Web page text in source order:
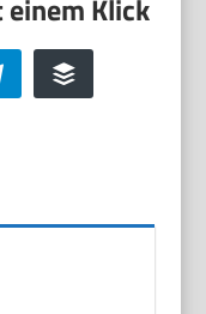
Telegram Buffer